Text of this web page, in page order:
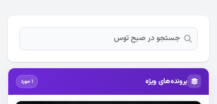
پرونده‌های ویژه 1 مورد